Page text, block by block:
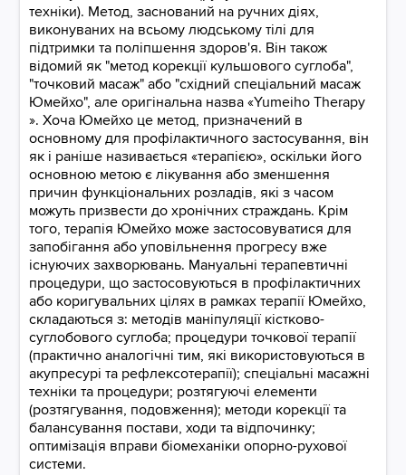
техніки). Метод, заснований на ручних діях,
виконуваних на всьому людському тілі для
підтримки та поліпшення здоров'я. Він також
відомий як "метод корекції кульшового суглоба",
"точковий масаж" або "східний спеціальний масаж
Юмейхо", але оригінальна назва «Yumeiho Therapy
». Хоча Юмейхо це метод, призначений в
основному для профілактичного застосування, він
як і раніше називається «терапією», оскільки його
основною метою є лікування або зменшення
причин функціональних розладів, які з часом
можуть призвести до хронічних страждань. Крім
того, терапія Юмейхо може застосовуватися для
запобігання або уповільнення прогресу вже
існуючих захворювань. Мануальні терапевтичні
процедури, що застосовуються в профілактичних
або коригувальних цілях в рамках терапії Юмейхо,
складаються з: методів маніпуляції кістково-
суглобового суглоба; процедури точкової терапії
(практично аналогічні тим, які використовуються в
акупресурі та рефлексотерапії); спеціальні масажні
техніки та процедури; розтягуючі елементи
(розтягування, подовження); методи корекції та
балансування постави, ходи та відпочинку;
оптимізація вправи біомеханіки опорно-рухової
системи.​​​​​​​